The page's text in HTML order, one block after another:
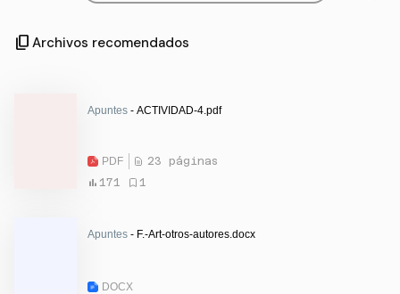
content_copy Archivos recomendados
Apuntes - ACTIVIDAD-4.pdf
PDF
23 páginas
171
1
Apuntes - F.-Art-otros-autores.docx
DOCX